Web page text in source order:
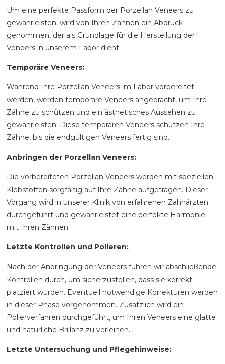
Um eine perfekte Passform der Porzellan Veneers zu
gewährleisten, wird von Ihren Zähnen ein Abdruck
genommen, der als Grundlage für die Herstellung der
Veneers in unserem Labor dient.
Temporäre Veneers:
Während Ihre Porzellan Veneers im Labor vorbereitet
werden, werden temporäre Veneers angebracht, um Ihre
Zähne zu schützen und ein ästhetisches Aussehen zu
gewährleisten. Diese temporären Veneers schützen Ihre
Zähne, bis die endgültigen Veneers fertig sind.
Anbringen der Porzellan Veneers:
Die vorbereiteten Porzellan Veneers werden mit speziellen
Klebstoffen sorgfältig auf Ihre Zähne aufgetragen. Dieser
Vorgang wird in unserer Klinik von erfahrenen Zahnärzten
durchgeführt und gewährleistet eine perfekte Harmonie
mit Ihren Zähnen.
Letzte Kontrollen und Polieren:
Nach der Anbringung der Veneers führen wir abschließende
Kontrollen durch, um sicherzustellen, dass sie korrekt
platziert wurden. Eventuell notwendige Korrekturen werden
in dieser Phase vorgenommen. Zusätzlich wird ein
Polierverfahren durchgeführt, um Ihren Veneers eine glatte
und natürliche Brillanz zu verleihen.
Letzte Untersuchung und Pflegehinweise: